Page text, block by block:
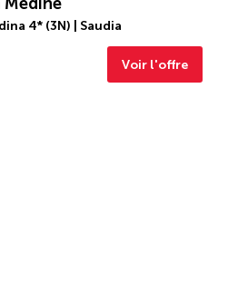
4* (3N) | Saudia
Voir l'offre